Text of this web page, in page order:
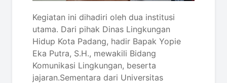
Kegiatan ini dihadiri oleh dua institusi
utama. Dari pihak Dinas Lingkungan
Hidup Kota Padang, hadir Bapak Yopie
Eka Putra, S.H., mewakili Bidang
Komunikasi Lingkungan, beserta
jajaran.Sementara dari Universitas